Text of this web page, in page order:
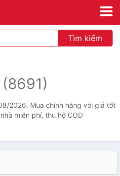
Tìm kiếm
(8691)
2026. Mua chính hãng với giá tốt
miễn phí, thu hộ COD